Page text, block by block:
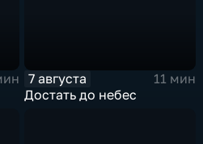
7 августа
11 мин
Достать до небес